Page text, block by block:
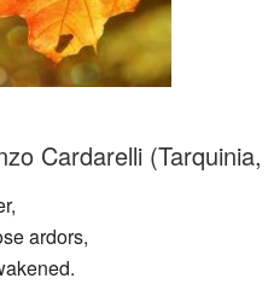
Cardarelli
ardors,